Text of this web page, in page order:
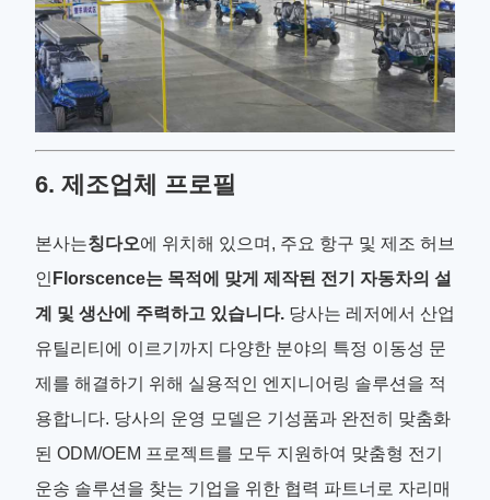
6. 제조업체 프로필
본사는칭다오에 위치해 있으며, 주요 항구 및 제조 허브
인 Florscence는 목적에 맞게 제작된 전기 자동차의 설
계 및 생산에 주력하고 있습니다. 당사는 레저에서 산업
유틸리티에 이르기까지 다양한 분야의 특정 이동성 문
제를 해결하기 위해 실용적인 엔지니어링 솔루션을 적
용합니다. 당사의 운영 모델은 기성품과 완전히 맞춤화
된 ODM/OEM 프로젝트를 모두 지원하여 맞춤형 전기
운송 솔루션을 찾는 기업을 위한 협력 파트너로 자리매